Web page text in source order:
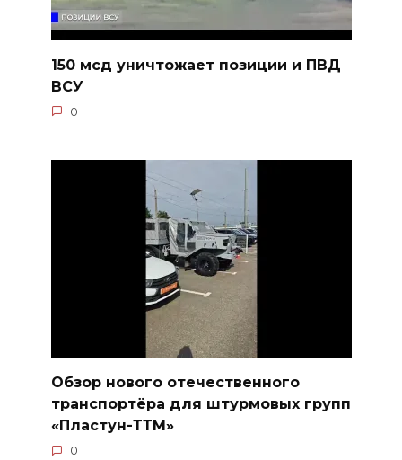
150 мсд уничтожает позиции и ПВД
ВСУ
0
Обзор нового отечественного
транспортёра для штурмовых групп
«Пластун-ТТМ»
0